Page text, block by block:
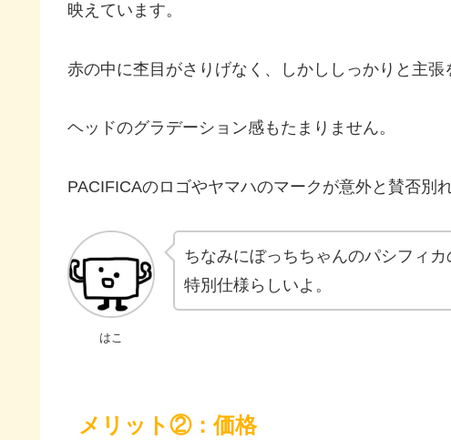
映えています。
赤の中に杢目がさりげなく、しかししっかりと主張
ヘッドのグラデーション感もたまりません。
PACIFICAのロゴやヤマハのマークが意外と賛否別
はこ
ちなみにぼっちちゃんのパシフィカ
特別仕様らしいよ。
メリット②：価格